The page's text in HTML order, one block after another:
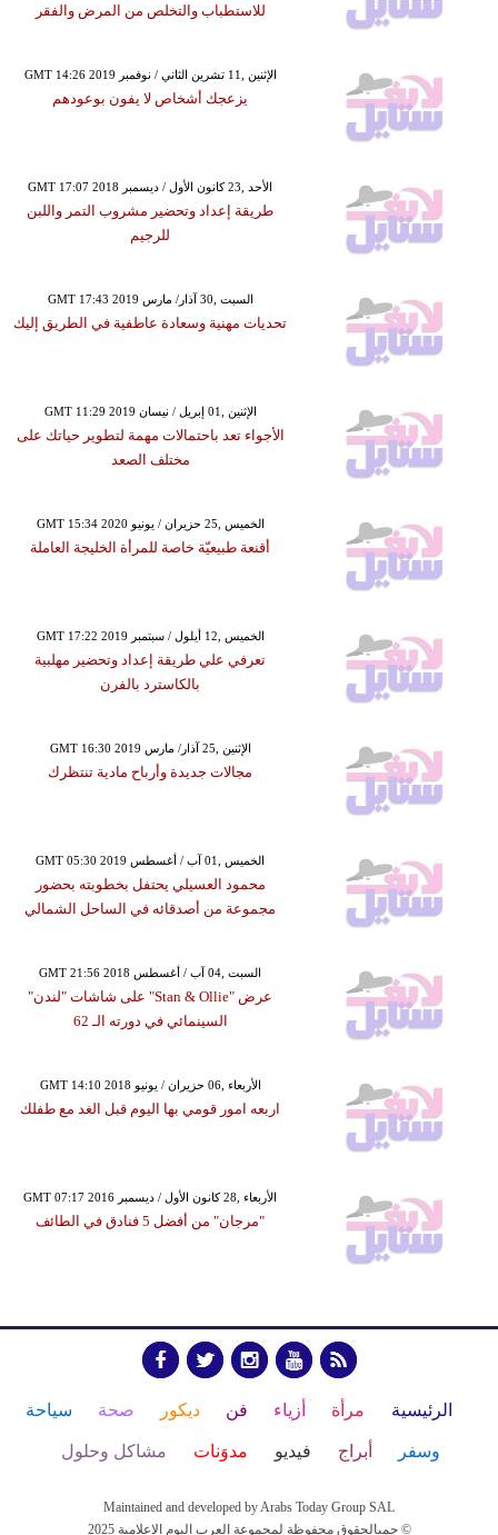
للاستطباب والتخلص من المرض والفقر
GMT 14:26 2019 الإثنين ,11 تشرين الثاني / نوفمبر
يزعجك أشخاص لا يفون بوعودهم
GMT 17:07 2018 الأحد ,23 كانون الأول / ديسمبر
طريقة إعداد وتحضير مشروب التمر واللبن
للرجيم
GMT 17:43 2019 السبت ,30 آذار/ مارس
تحديات مهنية وسعادة عاطفية في الطريق إليك
GMT 11:29 2019 الإثنين ,01 إبريل / نيسان
الأجواء تعد باحتمالات مهمة لتطوير حياتك على
مختلف الصعد
GMT 15:34 2020 الخميس ,25 حزيران / يونيو
أقنعة طبيعيّة خاصة للمرأة الخليجة العاملة
GMT 17:22 2019 الخميس ,12 أيلول / سبتمبر
تعرفي علي طريقة إعداد وتحضير مهلبية
بالكاسترد بالفرن
GMT 16:30 2019 الإثنين ,25 آذار/ مارس
مجالات جديدة وأرباح مادية تنتظرك
GMT 05:30 2019 الخميس ,01 آب / أغسطس
محمود العسيلي يحتفل بخطوبته بحضور
مجموعة من أصدقائه في الساحل الشمالي
GMT 21:56 2018 السبت ,04 آب / أغسطس
عرض "Stan & Ollie" على شاشات "لندن"
السينمائي في دورته الـ 62
GMT 14:10 2018 الأربعاء ,06 حزيران / يونيو
اربعه امور قومي بها اليوم قبل الغد مع طفلك
GMT 07:17 2016 الأربعاء ,28 كانون الأول / ديسمبر
"مرجان" من أفضل 5 فنادق في الطائف
الرئيسية مرأة أزياء فن ديكور صحة سياحة
وسفر أبراج فيديو مدوَنات مشاكل وحلول
Maintained and developed by Arabs Today Group SAL
جميالحقوق محفوظة لمجموعة العرب اليوم الاعلامية 2025 ©